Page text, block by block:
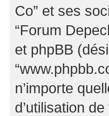
Co” et ses
“Forum
et phpBB
n’importe
d’utilisation